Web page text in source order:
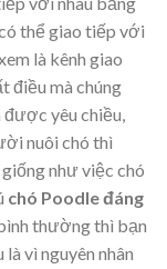
thể giao tiếp với
là kênh giao
điều mà chúng
được yêu chiều,
nuôi chó thì
như việc chó
chó Poodle đáng
thường thì bạn
là vì nguyên nhân